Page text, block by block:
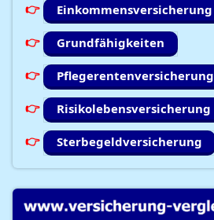
Einkommensversicherung
Grundfähigkeiten
Pflegerentenversicherung
Risikolebensversicherung
Sterbegeldversicherung